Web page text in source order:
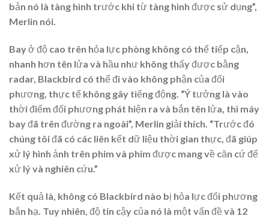
bản nó là tàng hình trước khi từ tàng hình được sử dụng”,
Merlin nói.
Bay ở độ cao trên hỏa lực phòng không có thể tiếp cận,
nhanh hơn tên lửa và hầu như không thấy được bằng
radar, Blackbird có thể đi vào không phận của đối
phương, thực tế không gây tiếng động. “Ý tưởng là vào
thời điểm đối phương phát hiện ra và bắn tên lửa, thì máy
bay đã trên đường ra ngoài”, Merlin giải thích. “Trước đó
chúng tôi đã có các liên kết dữ liệu thời gian thực, đã giúp
xử lý hình ảnh trên phim và phim được mang về căn cứ để
xử lý và nghiên cứu.”
Kết quả là, không có Blackbird nào bị hỏa lực đối phương
bắn hạ. Tuy nhiên, độ tin cậy của nó là một vấn đề và 12